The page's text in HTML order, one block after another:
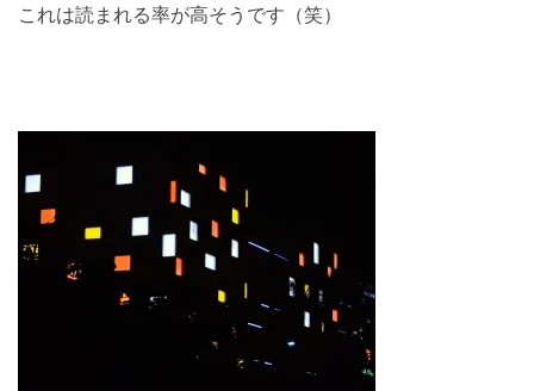
これは読まれる率が高そうです（笑）